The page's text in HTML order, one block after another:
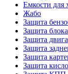
Емкости для
Жабо
Защита
Защита
Защита
Защита
Защита
Защита